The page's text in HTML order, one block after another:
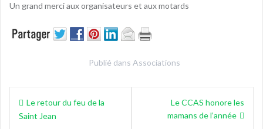
Un grand merci aux organisateurs et aux motards
Publié dans Associations
Navigation
de Le retour du feu de la
Saint Jean
Le CCAS honore les
mamans de l’année